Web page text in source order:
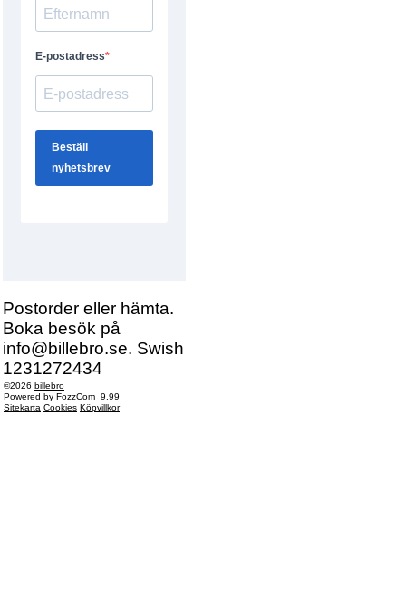
Postorder eller hämta.
Boka besök på
info@billebro.se. Swish
1231272434
©2026 billebro
Powered by FozzCom 9.99
Sitekarta Cookies Köpvillkor